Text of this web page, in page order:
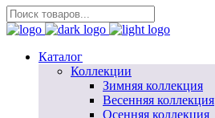
Каталог
Коллекции
Зимняя коллекция
Весенняя коллекция
Осенняя коллекция